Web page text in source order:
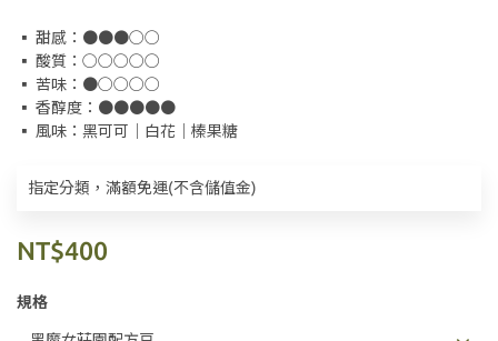
▪ 甜感：●●●○○
▪ 酸質：○○○○○
▪ 苦味：●○○○○
▪ 香醇度：●●●●●
▪ 風味：黑可可｜白花｜榛果糖
指定分類，滿額免運(不含儲值金)
NT$400
規格